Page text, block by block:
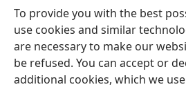
To provide you with the best
use cookies and similar
are necessary to make our
be refused. You can accept or
additional cookies, which we
Donaciones
(xiktlapo
okse
ventana)AMATLAJKUILOLMEJ ITECH
(xiktlapo
okse
®